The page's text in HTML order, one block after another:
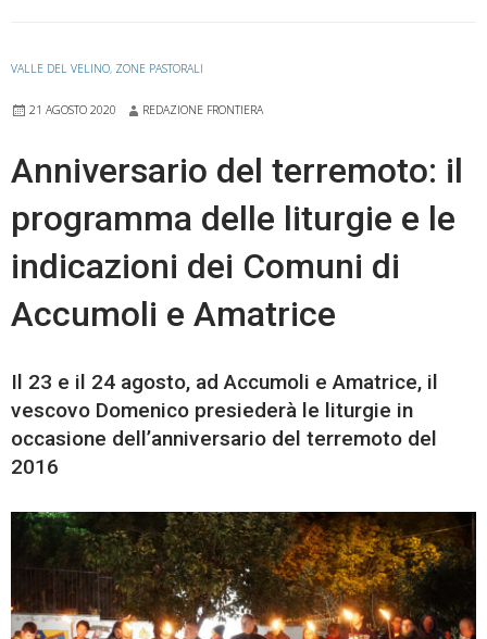
VALLE DEL VELINO, ZONE PASTORALI
21 AGOSTO 2020 REDAZIONE FRONTIERA
Anniversario del terremoto: il
programma delle liturgie e le
indicazioni dei Comuni di
Accumoli e Amatrice
Il 23 e il 24 agosto, ad Accumoli e Amatrice, il
vescovo Domenico presiederà le liturgie in
occasione dell’anniversario del terremoto del
2016